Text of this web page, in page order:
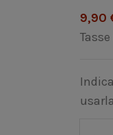
9,90